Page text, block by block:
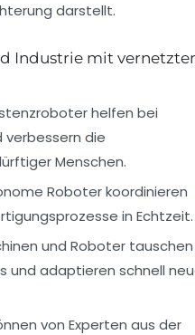
darstellt.
Industrie mit
helfen bei
die
Menschen.
Roboter koordinieren
in Echtzeit.
und Roboter tauschen
und adaptieren schnell
von Experten aus der